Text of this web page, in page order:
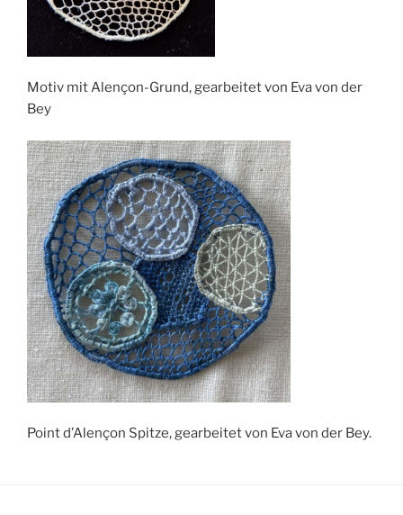
Motiv mit Alençon-Grund, gearbeitet von Eva von der
Bey
Point d’Alençon Spitze, gearbeitet von Eva von der Bey.